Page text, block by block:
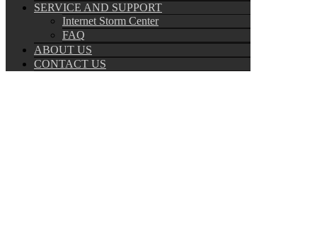
SERVICE AND SUPPORT
Internet Storm Center
FAQ
ABOUT US
CONTACT US